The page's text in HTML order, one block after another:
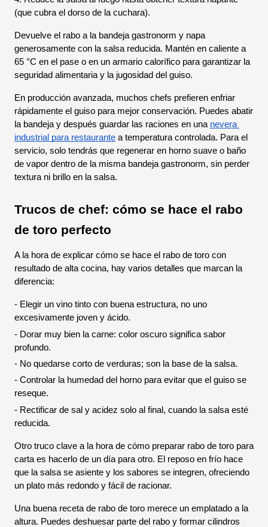
(que cubra el dorso de la cuchara).
Devuelve el rabo a la bandeja gastronorm y napa
generosamente con la salsa reducida. Mantén en caliente a
65 °C en el pase o en un armario calorífico para garantizar la
seguridad alimentaria y la jugosidad del guiso.
En producción avanzada, muchos chefs prefieren enfriar
rápidamente el guiso para mejor conservación. Puedes abatir
la bandeja y después guardar las raciones en una nevera
industrial para restaurante a temperatura controlada. Para el
servicio, solo tendrás que regenerar en horno suave o baño
de vapor dentro de la misma bandeja gastronorm, sin perder
textura ni brillo en la salsa.
Trucos de chef: cómo se hace el rabo
de toro perfecto
A la hora de explicar cómo se hace el rabo de toro con
resultado de alta cocina, hay varios detalles que marcan la
diferencia:
- Elegir un vino tinto con buena estructura, no uno
excesivamente joven y ácido.
- Dorar muy bien la carne: color oscuro significa sabor
profundo.
- No quedarse corto de verduras; son la base de la salsa.
- Controlar la humedad del horno para evitar que el guiso se
reseque.
- Rectificar de sal y acidez solo al final, cuando la salsa esté
reducida.
Otro truco clave a la hora de cómo preparar rabo de toro para
carta es hacerlo de un día para otro. El reposo en frío hace
que la salsa se asiente y los sabores se integren, ofreciendo
un plato más redondo y fácil de racionar.
Una buena receta de rabo de toro merece un emplatado a la
altura. Puedes deshuesar parte del rabo y formar cilindros